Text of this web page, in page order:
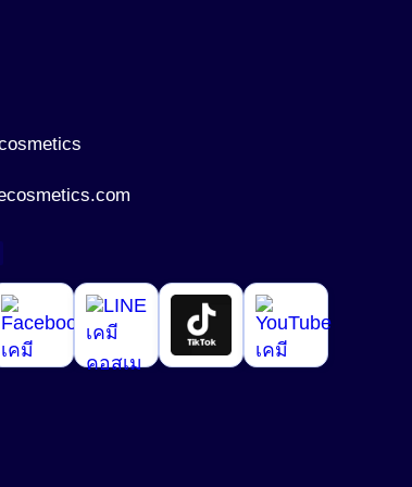
Circles
(Liquid Polymeric Color Dye)
(Color Cosmetics)